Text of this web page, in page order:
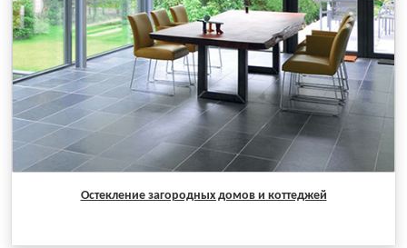
Остекление загородных домов и коттеджей